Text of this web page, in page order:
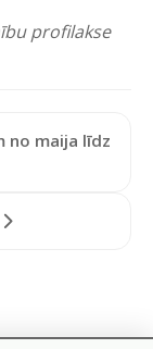
profilakse
no maija līdz